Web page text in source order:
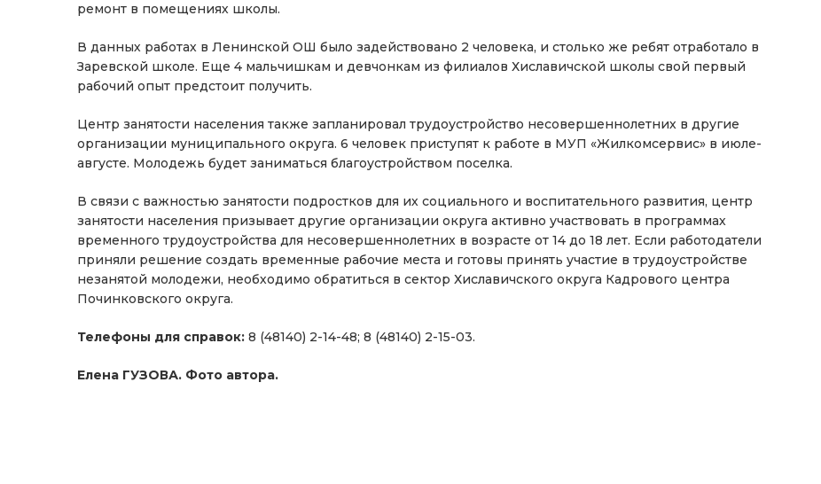
ремонт в помещениях школы.
В данных работах в Ленинской ОШ было задействовано 2 человека, и столько же ребят отработало в
Заревской школе. Еще 4 мальчишкам и девчонкам из филиалов Хиславичской школы свой первый
рабочий опыт предстоит получить.
Центр занятости населения также запланировал трудоустройство несовершеннолетних в другие
организации муниципального округа. 6 человек приступят к работе в МУП «Жилкомсервис» в июле-
августе. Молодежь будет заниматься благоустройством поселка.
В связи с важностью занятости подростков для их социального и воспитательного развития, центр
занятости населения призывает другие организации округа активно участвовать в программах
временного трудоустройства для несовершеннолетних в возрасте от 14 до 18 лет. Если работодатели
приняли решение создать временные рабочие места и готовы принять участие в трудоустройстве
незанятой молодежи, необходимо обратиться в сектор Хиславичского округа Кадрового центра
Починковского округа.
Телефоны для справок: 8 (48140) 2-14-48; 8 (48140) 2-15-03.
Елена ГУЗОВА. Фото автора.